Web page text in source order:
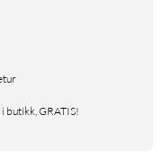
butikk, GRATIS!